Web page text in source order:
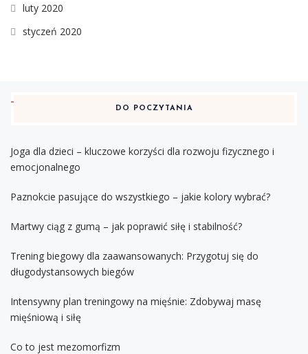
luty 2020
styczeń 2020
DO POCZYTANIA
Joga dla dzieci – kluczowe korzyści dla rozwoju fizycznego i
emocjonalnego
Paznokcie pasujące do wszystkiego – jakie kolory wybrać?
Martwy ciąg z gumą – jak poprawić siłę i stabilność?
Trening biegowy dla zaawansowanych: Przygotuj się do
długodystansowych biegów
Intensywny plan treningowy na mięśnie: Zdobywaj masę
mięśniową i siłę
Co to jest mezomorfizm